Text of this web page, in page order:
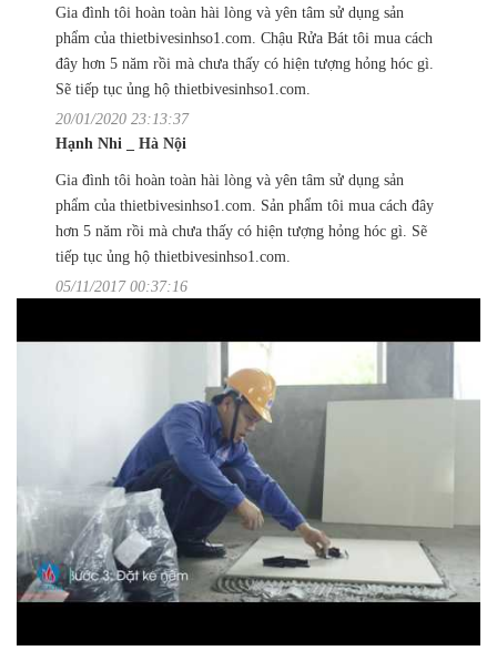
Gia đình tôi hoàn toàn hài lòng và yên tâm sử dụng sản
phẩm của thietbivesinhso1.com. Chậu Rửa Bát tôi mua cách
đây hơn 5 năm rồi mà chưa thấy có hiện tượng hỏng hóc gì.
Sẽ tiếp tục ủng hộ thietbivesinhso1.com.
20/01/2020 23:13:37
Hạnh Nhi _ Hà Nội
Gia đình tôi hoàn toàn hài lòng và yên tâm sử dụng sản
phẩm của thietbivesinhso1.com. Sản phẩm tôi mua cách đây
hơn 5 năm rồi mà chưa thấy có hiện tượng hỏng hóc gì. Sẽ
tiếp tục ủng hộ thietbivesinhso1.com.
05/11/2017 00:37:16